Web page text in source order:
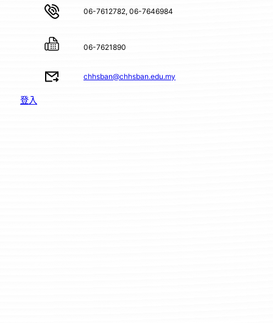
06-7612782, 06-7646984
06-7621890
chhsban@chhsban.edu.my
登入